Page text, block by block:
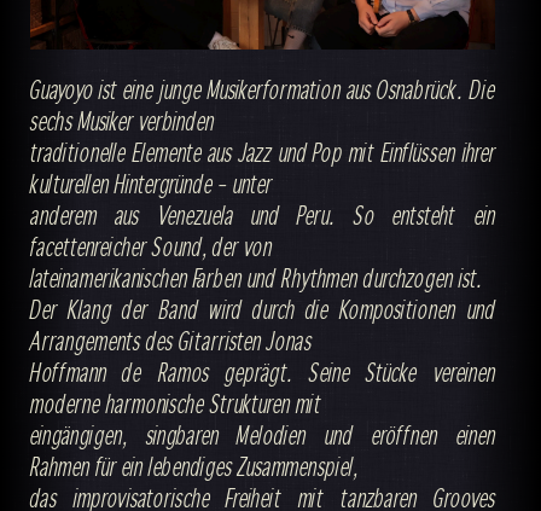
Guayoyo ist eine junge Musikerformation aus Osnabrück. Die
sechs Musiker verbinden
traditionelle Elemente aus Jazz und Pop mit Einflüssen ihrer
kulturellen Hintergründe – unter
anderem aus Venezuela und Peru. So entsteht ein
facettenreicher Sound, der von
lateinamerikanischen Farben und Rhythmen durchzogen ist.
Der Klang der Band wird durch die Kompositionen und
Arrangements des Gitarristen Jonas
Hoffmann de Ramos geprägt. Seine Stücke vereinen
moderne harmonische Strukturen mit
eingängigen, singbaren Melodien und eröffnen einen
Rahmen für ein lebendiges Zusammenspiel,
das improvisatorische Freiheit mit tanzbaren Grooves